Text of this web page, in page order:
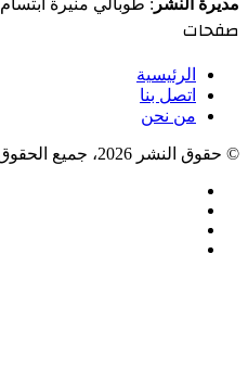
صفحات
الرئيسية
اتصل بنا
من نحن
© حقوق النشر 2026، جميع الحقوق محفوظة |